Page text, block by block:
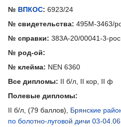
№ ВПКОС: 6923/24
№ свидетельства: 495М-3463/
№ справки: 383А-20/00041-3-рос
№ род-ой:
№ клейма: NEN 6360
Все дипломы: II б/л, II кор, II ф
Полевые дипломы:
II б/л, (79 баллов), Брянские
по болотно-луговой дичи 03-